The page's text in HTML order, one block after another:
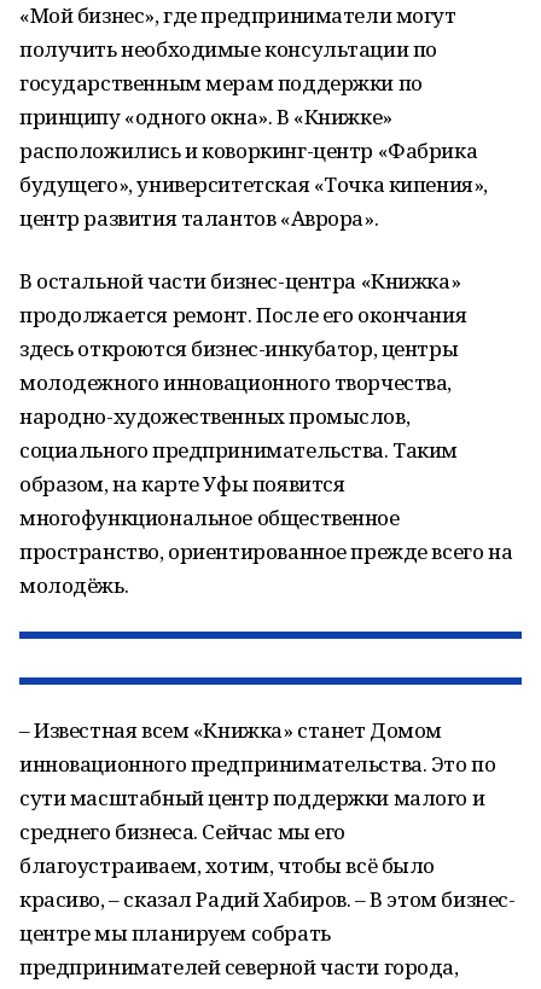
«Мой бизнес», где предприниматели могут
получить необходимые консультации по
государственным мерам поддержки по
принципу «одного окна». В «Книжке»
расположились и коворкинг-центр «Фабрика
будущего», университетская «Точка кипения»,
центр развития талантов «Аврора».
В остальной части бизнес-центра «Книжка»
продолжается ремонт. После его окончания
здесь откроются бизнес-инкубатор, центры
молодежного инновационного творчества,
народно-художественных промыслов,
социального предпринимательства. Таким
образом, на карте Уфы появится
многофункциональное общественное
пространство, ориентированное прежде всего на
молодёжь.
– Известная всем «Книжка» станет Домом
инновационного предпринимательства. Это по
сути масштабный центр поддержки малого и
среднего бизнеса. Сейчас мы его
благоустраиваем, хотим, чтобы всё было
красиво, – сказал Радий Хабиров. – В этом бизнес-
центре мы планируем собрать
предпринимателей северной части города,